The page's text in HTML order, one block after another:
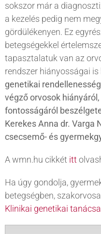
sokszor már a
a kezelés pedig nem
gördülékenyen. Ez
betegségekkel
tapasztalatuk van az
rendszer hiányosságai
genetikai
végző orvosok
fontosságáról
Kerekes Anna dr. Varga
csecsemő- és
A wmn.hu cikkét itt
Ha úgy gondolja,
betegségben,
Klinikai genetikai